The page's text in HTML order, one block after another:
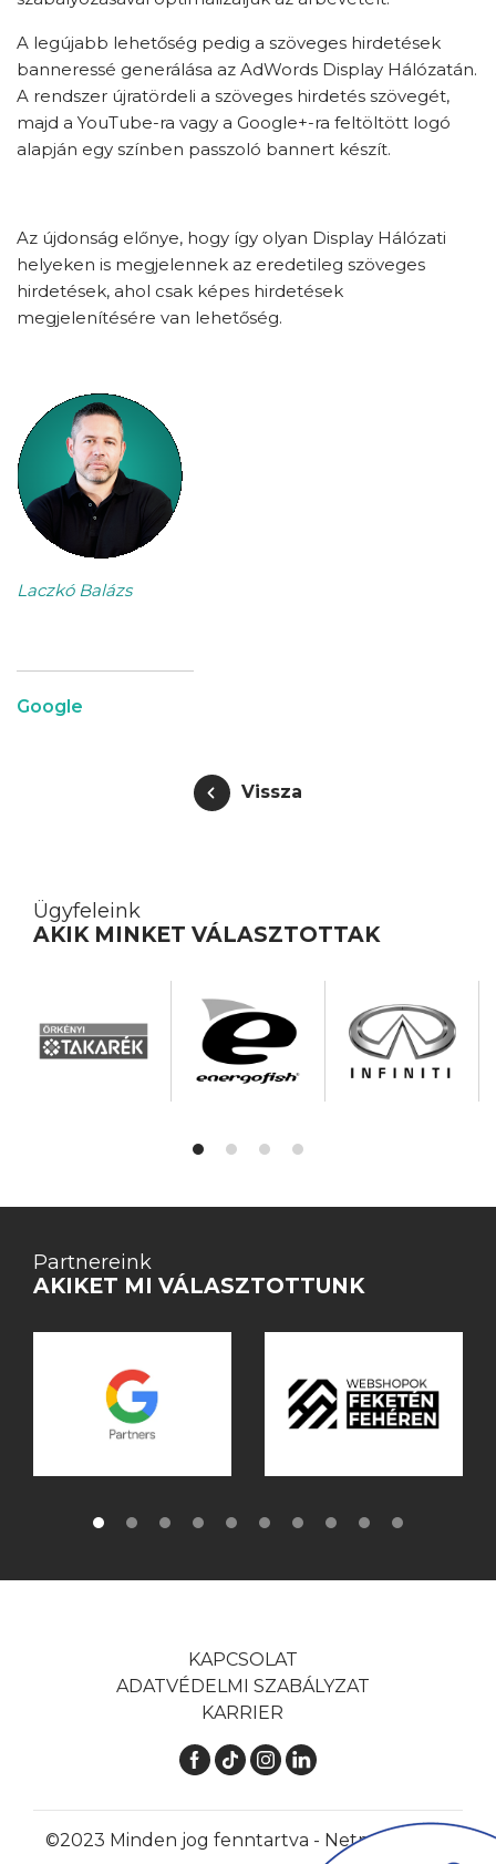
A legújabb lehetőség pedig a szöveges hirdetések
banneressé generálása az AdWords Display Hálózatán.
A rendszer újratördeli a szöveges hirdetés szövegét,
majd a YouTube-ra vagy a Google+-ra feltöltött logó
alapján egy színben passzoló bannert készít.
Az újdonság előnye, hogy így olyan Display Hálózati
helyeken is megjelennek az eredetileg szöveges
hirdetések, ahol csak képes hirdetések
megjelenítésére van lehetőség.
Laczkó Balázs
Google
Vissza
Ügyfeleink
AKIK MINKET VÁLASZTOTTAK
Partnereink
AKIKET MI VÁLASZTOTTUNK
KAPCSOLAT
ADATVÉDELMI SZABÁLYZAT
KARRIER
©2023 Minden jog fenntartva - Netmarketing